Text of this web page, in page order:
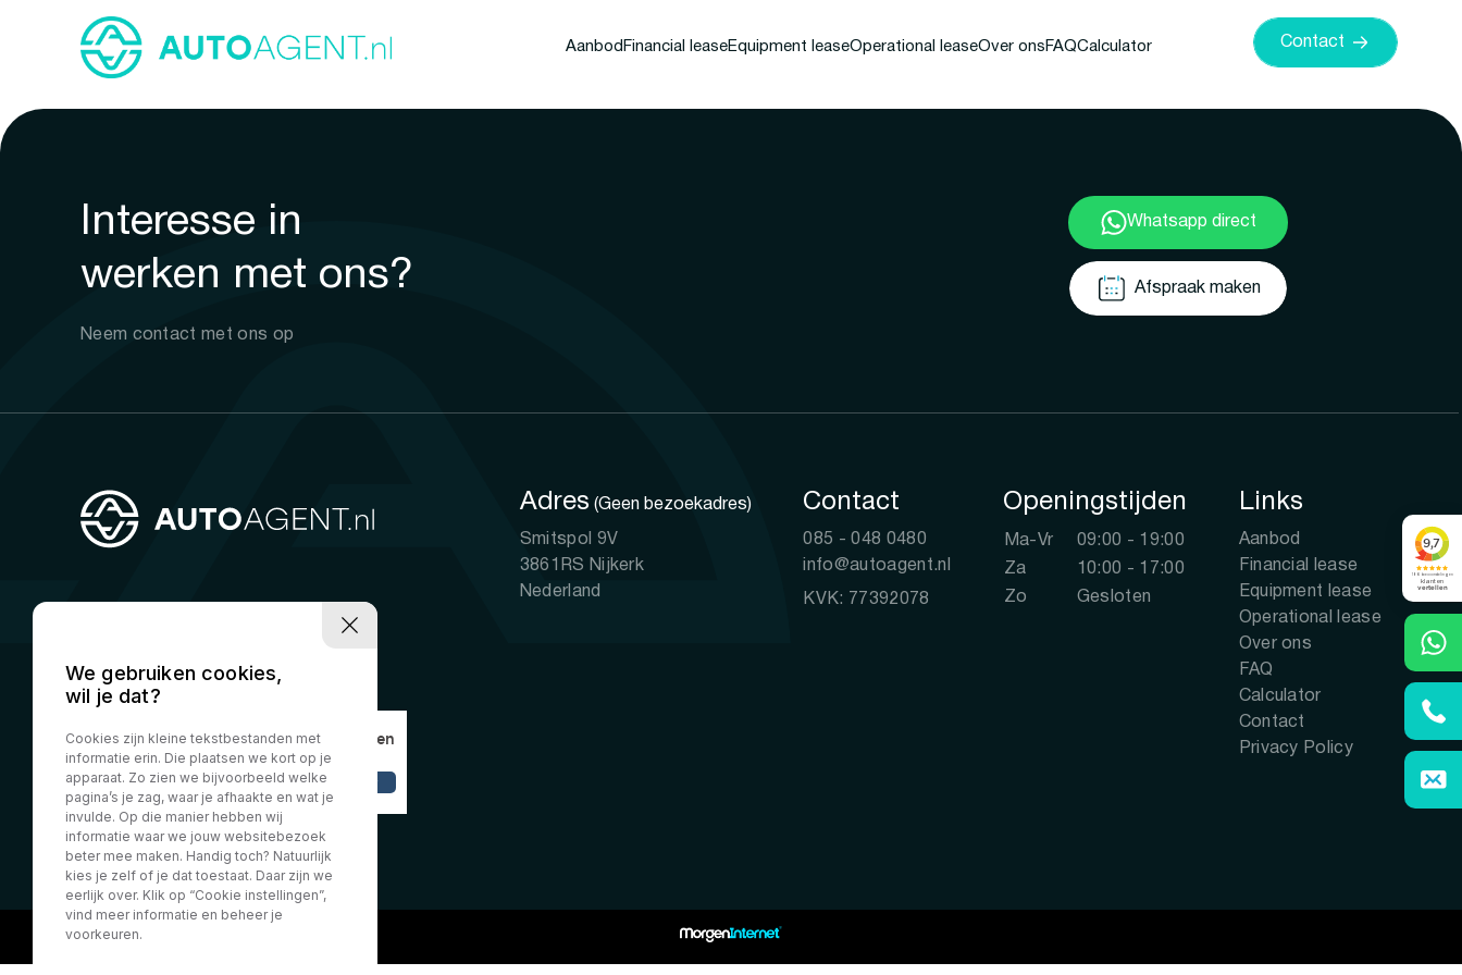
Aanbod Financial leaseEquipment leaseOperational leaseOver ons FAQCalculator Contact
Interesse in
werken met ons?
Neem contact met ons op
Whatsapp direct
Afspraak maken
Adres (Geen bezoekadres)
Smitspol 9V
3861RS Nijkerk
Nederland
Contact
085 - 048 0480
info@autoagent.nl
KVK: 77392078
Openingstijden
Ma-Vr
09:00 - 19:00
Za
10:00 - 17:00
Zo
Gesloten
Links
Aanbod
Financial lease
Equipment lease
Operational lease
Over ons
FAQ
Calculator
Contact
Privacy Policy
We gebruiken cookies,
wil je dat?
Cookies zijn kleine tekstbestanden met
informatie erin. Die plaatsen we kort op je
apparaat. Zo zien we bijvoorbeeld welke
pagina’s je zag, waar je afhaakte en wat je
invulde. Op die manier hebben wij
informatie waar we jouw websitebezoek
beter mee maken. Handig toch? Natuurlijk
kies je zelf of je dat toestaat. Daar zijn we
eerlijk over. Klik op “Cookie instellingen”,
vind meer informatie en beheer je
voorkeuren.